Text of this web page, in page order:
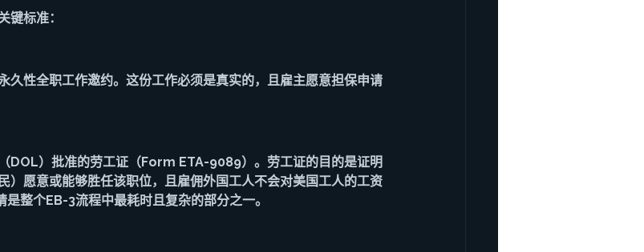
键标准：
久性全职工作邀约。这份工作必须是真实的，且雇主愿意担保申请
DOL）批准的劳工证（Form ETA-9089）。劳工证的目的是证明
）愿意或能够胜任该职位，且雇佣外国工人不会对美国工人的工资
整个EB-3流程中最耗时且复杂的部分之一。